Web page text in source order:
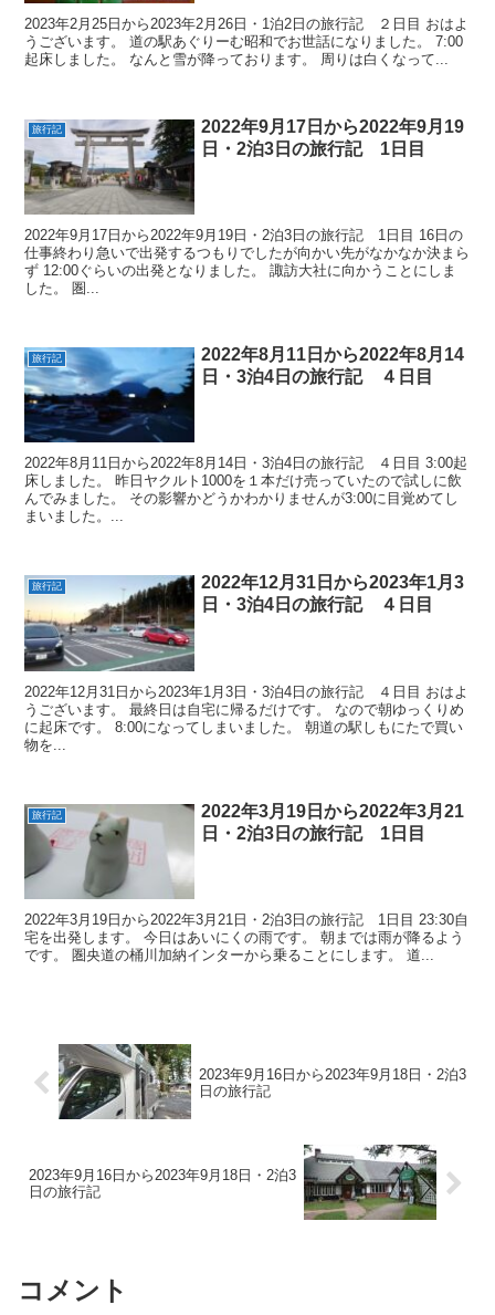
2023年2月25日から2023年2月26日・1泊2日の旅行記 ２日目 おはよ
うございます。 道の駅あぐりーむ昭和でお世話になりました。 7:00
起床しました。 なんと雪が降っております。 周りは白くなって...
旅行記
2022年9月17日から2022年9月19
日・2泊3日の旅行記 1日目
2022年9月17日から2022年9月19日・2泊3日の旅行記 1日目 16日の
仕事終わり急いで出発するつもりでしたが向かい先がなかなか決まら
ず 12:00ぐらいの出発となりました。 諏訪大社に向かうことにしま
した。 圏...
旅行記
2022年8月11日から2022年8月14
日・3泊4日の旅行記 ４日目
2022年8月11日から2022年8月14日・3泊4日の旅行記 ４日目 3:00起
床しました。 昨日ヤクルト1000を１本だけ売っていたので試しに飲
んでみました。 その影響かどうかわかりませんが3:00に目覚めてし
まいました。...
旅行記
2022年12月31日から2023年1月3
日・3泊4日の旅行記 ４日目
2022年12月31日から2023年1月3日・3泊4日の旅行記 ４日目 おはよ
うございます。 最終日は自宅に帰るだけです。 なので朝ゆっくりめ
に起床です。 8:00になってしまいました。 朝道の駅しもにたで買い
物を...
旅行記
2022年3月19日から2022年3月21
日・2泊3日の旅行記 1日目
2022年3月19日から2022年3月21日・2泊3日の旅行記 1日目 23:30自
宅を出発します。 今日はあいにくの雨です。 朝までは雨が降るよう
です。 圏央道の桶川加納インターから乗ることにします。 道...
2023年9月16日から2023年9月18日・2泊3
日の旅行記
2023年9月16日から2023年9月18日・2泊3
日の旅行記
コメント